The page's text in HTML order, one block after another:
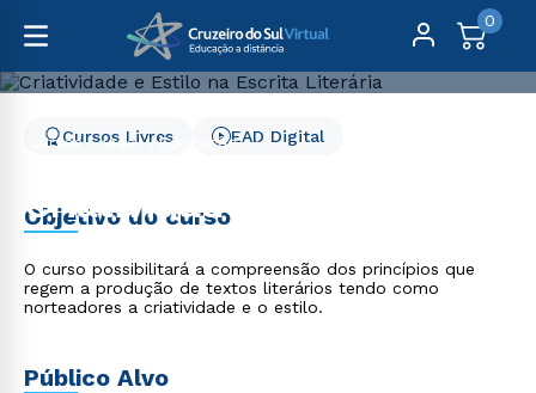
0
Cursos Livres
Educação
Criatividade e Estilo na
Escrita Literária
Cursos Livres EAD Digital
Objetivo do curso
O curso possibilitará a compreensão dos princípios que
regem a produção de textos literários tendo como
norteadores a criatividade e o estilo.
Público Alvo